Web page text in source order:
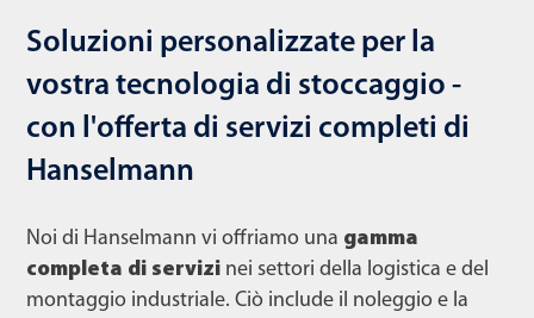
Soluzioni personalizzate per la
vostra tecnologia di stoccaggio -
con l'offerta di servizi completi di
Hanselmann
Noi di Hanselmann vi offriamo una gamma
completa di servizi nei settori della logistica e del
montaggio industriale. Ciò include il noleggio e la